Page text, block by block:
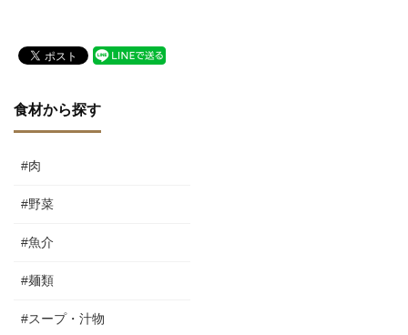
食材から探す
#肉
#野菜
#魚介
#麺類
#スープ・汁物